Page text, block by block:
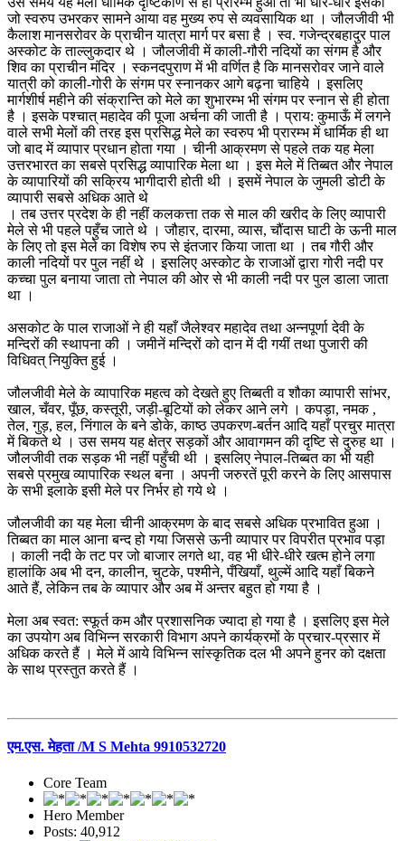
जो स्वरुप उभरकर सामने आया वह मुख्य रुप से व्यवसायिक था । जौलजीवी भी
कैलाश मानसरोवर के प्राचीन यात्रा मार्ग पर बसा है । स्व. गजेन्द्रबहादुर पाल
अस्कोट के ताल्लुकदार थे । जौलजीवी में काली-गौरी नदियों का संगम है और
शिव का प्राचीन मंदिर । स्कनदपुराण में भी वर्णित है कि मानसरोवर जाने वाले
यात्री को काली-गोरी के संगम पर स्नानकर आगे बढ़ना चाहिये । इसलिए
मार्गशीर्ष महीने की संक्रान्ति को मेले का शुभारम्भ भी संगम पर स्नान से ही होता
है । इसके पश्चात् महादेव की पूजा अर्चना की जाती है । प्राय: कुमाऊँ में लगने
वाले सभी मेलों की तरह इस प्रसिद्ध मेले का स्वरुप भी प्रारम्भ में धार्मिक ही था
जो बाद में व्यापार प्रधान होता गया । चीनी आक्रमण से पहले तक यह मेला
उत्तरभारत का सबसे प्रसिद्ध व्यापारिक मेला था । इस मेले में तिब्बत और नेपाल
के व्यापारियों की सक्रिय भागीदारी होती थी । इसमें नेपाल के जुमली डोटी के
व्यापारी सबसे अधिक आते थे
। तब उत्तर प्रदेश के ही नहीं कलकत्ता तक से माल की खरीद के लिए व्यापारी
मेले से भी पहले पहुँच जाते थे । जौहार, दारमा, व्यास, चौंदास घाटी के ऊनी माल
के लिए तो इस मेले का विशेष रुप से इंतजार किया जाता था । तब गौरी और
काली नदियों पर पुल नहीं थे । इसलिए अस्कोट के राजाओं द्वारा गोरी नदी पर
कच्चा पुल बनाया जाता तो नेपाल की ओर से भी काली नदी पर पुल डाला जाता
था ।
असकोट के पाल राजाओं ने ही यहाँ जैलेश्वर महादेव तथा अन्नपूर्णा देवी के
मन्दिरों की स्थापना की । जमीनें मन्दिरों को दान में दी गयीं तथा पुजारी की
विधिवत् नियुक्ति हुई ।
जौलजीवी मेले के व्यापारिक महत्व को देखते हुए तिब्बती व शौका व्यापारी सांभर,
खाल, चँवर, पूँछ, कस्तूरी, जड़ी-बूटियों को लेकर आने लगे । कपड़ा, नमक ,
तेल, गुड़, हल, निंगाल के बने डोके, काष्ठ उपकरण-बर्तन आदि यहाँ प्रचुर मात्रा
में बिकते थे । उस समय यह क्षेत्र सड़कों और आवागमन की दृष्टि से दुरुह था ।
जौलजीवी तक सड़क भी नहीं पहुँची थी । इसलिए नेपाल-तिब्बत का भी यही
सबसे प्रमुख व्यापारिक स्थल बना । अपनी जरुरतें पूरी करने के लिए आसपास
के सभी इलाके इसी मेले पर निर्भर हो गये थे ।
जौलजीवी का यह मेला चीनी आक्रमण के बाद सबसे अधिक प्रभावित हुआ ।
तिब्बत का माल आना बन्द हो गया जिससे ऊनी व्यापार पर विपरीत प्रभाव पड़ा
। काली नदी के तट पर जो बाजार लगते था, वह भी धीरे-धीरे खत्म होने लगा
हालांकि अब भी दन, कालीन, चुटके, पश्मीने, पँखियाँ, थुल्में आदि यहाँ बिकने
आते हैं, लेकिन तब के व्यापार और अब में अन्तर बहुत हो गया है ।
मेला अब स्वत: स्फूर्त कम और प्रशासनिक ज्यादा हो गया है । इसलिए इस मेले
का उपयोग अब विभिन्न सरकारी विभाग अपने कार्यक्रमों के प्रचार-प्रसार में
अधिक करते हैं । मेले में आये विभिन्न सांस्कृतिक दल भी अपने हुनर को दक्षता
के साथ प्रस्तुत करते हैं ।
एम.एस. मेहता /M S Mehta 9910532720
Core Team
Hero Member
Posts: 40,912